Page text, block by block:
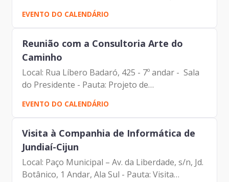
Carlos Roberto Ruas Junior (Diretor de
Inovação e Arquitetura Organizacional) Carolina
Magnani Hiromoto...
EVENTO DO CALENDÁRIO
Reunião com a Consultoria Arte do
Caminho
Local: Rua Líbero Badaró, 425 - 7º andar - Sala
do Presidente - Pauta: Projeto de
Transformação e Gestão de Cultura -
Participantes: Daniel Portilho (Arte do Caminho)
Johann Nogueira Dantas...
EVENTO DO CALENDÁRIO
Visita à Companhia de Informática de
Jundiaí-Cijun
Local: Paço Municipal – Av. da Liberdade, s/n, Jd.
Botânico, 1 Andar, Ala Sul - Pauta: Visita